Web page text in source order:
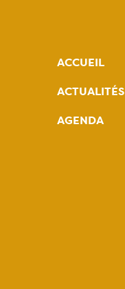
ACCUEIL
ACTUALITÉS
AGENDA